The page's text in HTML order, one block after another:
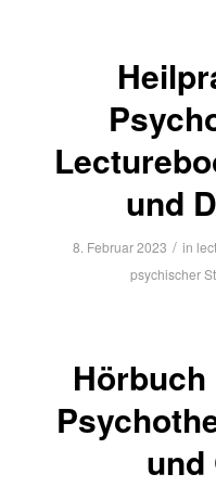
und
8. Februar 2023 / in
psychischer
und